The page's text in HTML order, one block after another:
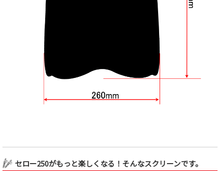
セロー250がもっと楽しくなる！そんなスクリーンです。